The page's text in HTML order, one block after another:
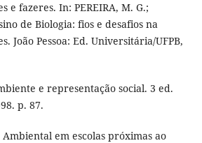
e fazeres. In: PEREIRA, M. G.;
de Biologia: fios e desafios na
João Pessoa: Ed. Universitária/UFPB,
e representação social. 3 ed.
p. 87.
Ambiental em escolas próximas ao